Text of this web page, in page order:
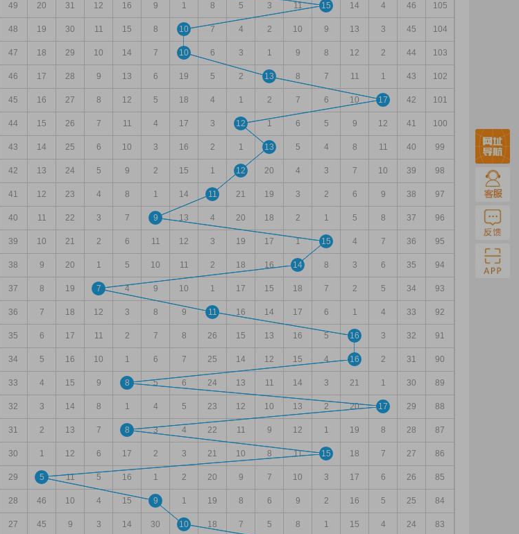
49 20 31 12 16 9 1 8 5 3 11 15 14 4 46 105
48 19 30 11 15 8 10 7 4 2 10 9 13 3 45 104
47 18 29 10 14 7 10 6 3 1 9 8 12 2 44 103
46 17 28 9 13 6 19 5 2 13 8 7 11 1 43 102
45 16 27 8 12 5 18 4 1 2 7 6 10 17 42 101
44 15 26 7 11 4 17 3 12 1 6 5 9 12 41 100
43 14 25 6 10 3 16 2 1 13 5 4 8 11 40 99
42 13 24 5 9 2 15 1 12 20 4 3 7 10 39 98
41 12 23 4 8 1 14 11 21 19 3 2 6 9 38 97
40 11 22 3 7 9 13 4 20 18 2 1 5 8 37 96
39 10 21 2 6 11 12 3 19 17 1 15 4 7 36 95
38 9 20 1 5 10 11 2 18 16 14 8 3 6 35 94
37 8 19 7 4 9 10 1 17 15 18 7 2 5 34 93
36 7 18 12 3 8 9 11 16 14 17 6 1 4 33 92
35 6 17 11 2 7 8 26 15 13 16 5 16 3 32 91
34 5 16 10 1 6 7 25 14 12 15 4 16 2 31 90
33 4 15 9 8 5 6 24 13 11 14 3 21 1 30 89
32 3 14 8 1 4 5 23 12 10 13 2 20 17 29 88
31 2 13 7 8 3 4 22 11 9 12 1 19 8 28 87
30 1 12 6 17 2 3 21 10 8 11 15 18 7 27 86
29 5 11 5 16 1 2 20 9 7 10 3 17 6 26 85
28 46 10 4 15 9 1 19 8 6 9 2 16 5 25 84
27 45 9 3 14 30 10 18 7 5 8 1 15 4 24 83